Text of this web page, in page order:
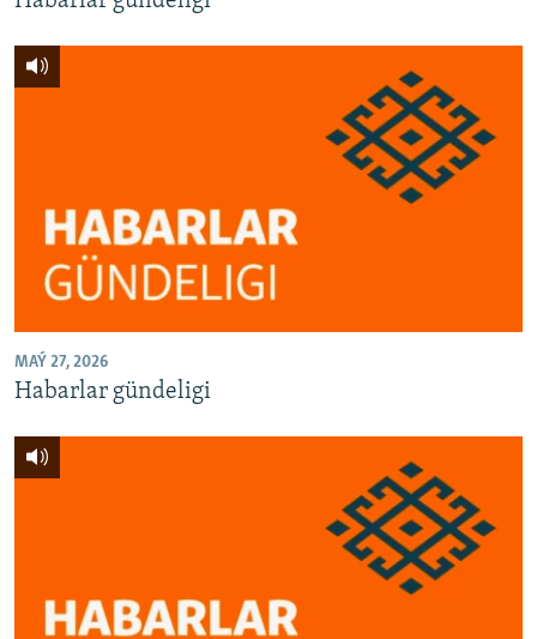
MAÝ 27, 2026
Habarlar gündeligi